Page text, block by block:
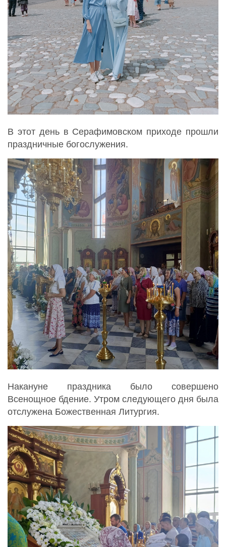
В этот день в Серафимовском приходе прошли
праздничные богослужения.
Накануне праздника было совершено
Всенощное бдение. Утром следующего дня была
отслужена Божественная Литургия.